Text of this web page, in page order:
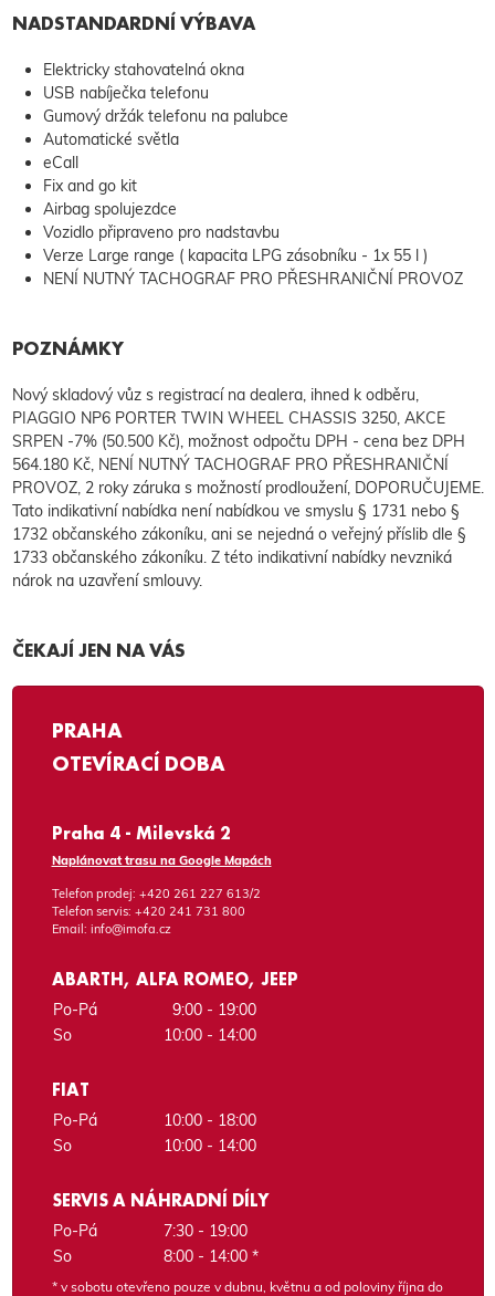
NADSTANDARDNÍ VÝBAVA
Elektricky stahovatelná okna
USB nabíječka telefonu
Gumový držák telefonu na palubce
Automatické světla
eCall
Fix and go kit
Airbag spolujezdce
Vozidlo připraveno pro nadstavbu
Verze Large range ( kapacita LPG zásobníku - 1x 55 l )
NENÍ NUTNÝ TACHOGRAF PRO PŘESHRANIČNÍ PROVOZ
POZNÁMKY
Nový skladový vůz s registrací na dealera, ihned k odběru,
PIAGGIO NP6 PORTER TWIN WHEEL CHASSIS 3250, AKCE
SRPEN -7% (50.500 Kč), možnost odpočtu DPH - cena bez DPH
564.180 Kč, NENÍ NUTNÝ TACHOGRAF PRO PŘESHRANIČNÍ
PROVOZ, 2 roky záruka s možností prodloužení, DOPORUČUJEME.
Tato indikativní nabídka není nabídkou ve smyslu § 1731 nebo §
1732 občanského zákoníku, ani se nejedná o veřejný příslib dle §
1733 občanského zákoníku. Z této indikativní nabídky nevzniká
nárok na uzavření smlouvy.
ČEKAJÍ JEN NA VÁS
PRAHA
OTEVÍRACÍ DOBA
Praha 4 - Milevská 2
Naplánovat trasu na Google Mapách
Telefon prodej: +420 261 227 613/2
Telefon servis: +420 241 731 800
Email: info@imofa.cz
ABARTH, ALFA ROMEO, JEEP
Po-Pá
9:00 - 19:00
So
10:00 - 14:00
FIAT
Po-Pá
10:00 - 18:00
So
10:00 - 14:00
SERVIS A NÁHRADNÍ DÍLY
Po-Pá
7:30 - 19:00
So
8:00 - 14:00 *
* v sobotu otevřeno pouze v dubnu, květnu a od poloviny října do